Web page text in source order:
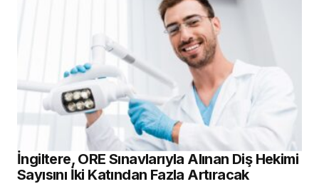
İngiltere, ORE Sınavlarıyla Alınan Diş Hekimi
Sayısını İki Katından Fazla Artıracak